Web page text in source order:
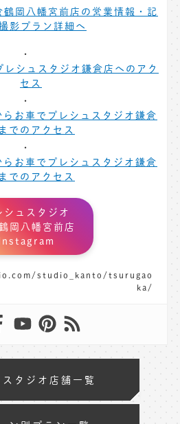
岡八幡宮前店の営業情報・記
影プラン詳細へ
シュスタジオ鎌倉店へのアク
セス
お車でプレシュスタジオ鎌倉
でのアクセス
お車でプレシュスタジオ鎌倉
でのアクセス
シュスタジオ
岡八幡宮前店
studio_kanto/tsurugao
ka/
タジオ店舗一覧